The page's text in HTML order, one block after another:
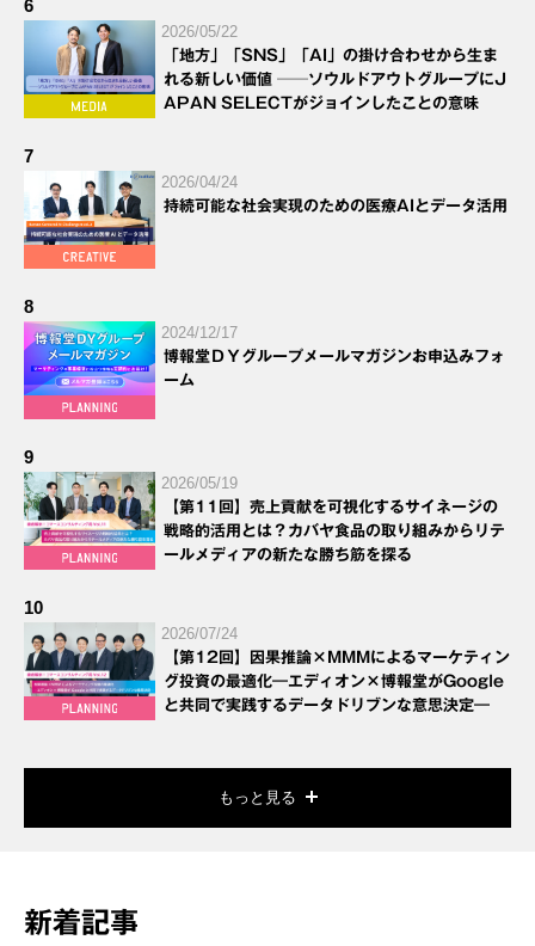
6
2026/05/22
「地方」「SNS」「AI」の掛け合わせから生ま
れる新しい価値 ──ソウルドアウトグループにJ
APAN SELECTがジョインしたことの意味
7
2026/04/24
持続可能な社会実現のための医療AIとデータ活用
8
2024/12/17
博報堂ＤＹグループメールマガジンお申込みフォ
ーム
9
2026/05/19
【第11回】売上貢献を可視化するサイネージの
戦略的活用とは？カバヤ食品の取り組みからリテ
ールメディアの新たな勝ち筋を探る
10
2026/07/24
【第12回】因果推論×MMMによるマーケティン
グ投資の最適化―エディオン×博報堂がGoogle
と共同で実践するデータドリブンな意思決定―
もっと見る
新着記事